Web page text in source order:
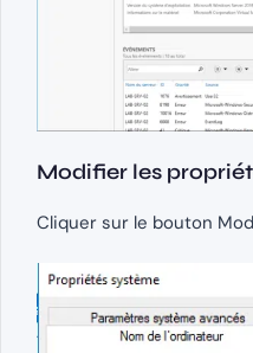
Modifier les
Cliquer sur le bouton